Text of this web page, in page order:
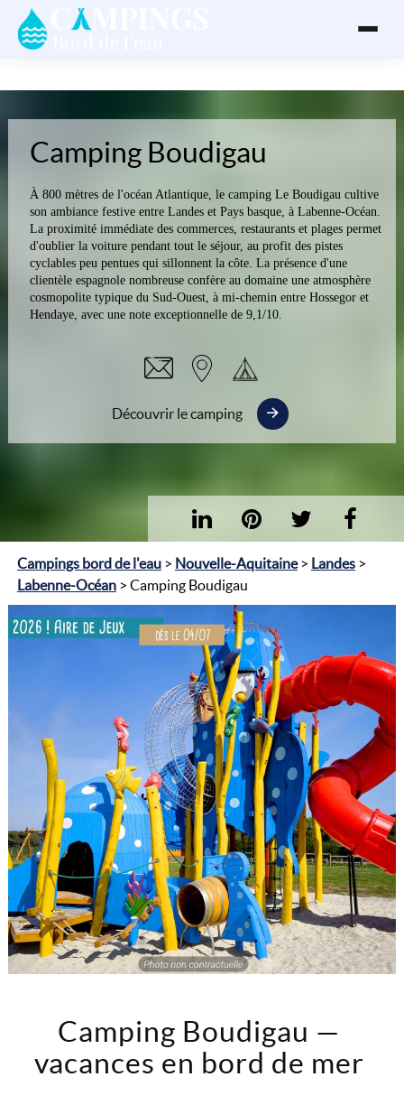
Camping Boudigau
À 800 mètres de l'océan Atlantique, le camping Le Boudigau cultive
son ambiance festive entre Landes et Pays basque, à Labenne-Océan.
La proximité immédiate des commerces, restaurants et plages permet
d'oublier la voiture pendant tout le séjour, au profit des pistes
cyclables peu pentues qui sillonnent la côte. La présence d'une
clientèle espagnole nombreuse confère au domaine une atmosphère
cosmopolite typique du Sud-Ouest, à mi-chemin entre Hossegor et
Hendaye, avec une note exceptionnelle de 9,1/10.
Découvrir le camping
Campings bord de l'eau> Nouvelle-Aquitaine> Landes>
Labenne-Océan > Camping Boudigau
Camping Boudigau —
vacances en bord de mer